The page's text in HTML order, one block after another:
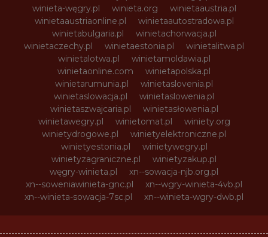
winieta-węgry.pl
winieta.org
winietaaustria.pl
winietaaustriaonline.pl
winietaautostradowa.pl
winietabulgaria.pl
winietachorwacja.pl
winietaczechy.pl
winietaestonia.pl
winietalitwa.pl
winietalotwa.pl
winietamoldawia.pl
winietaonline.com
winietapolska.pl
winietarumunia.pl
winietaslovenia.pl
winietaslowacja.pl
winietaslowenia.pl
winietaszwajcaria.pl
winietasłowenia.pl
winietawegry.pl
winietomat.pl
winiety.org
winietydrogowe.pl
winietyelektroniczne.pl
winietyestonia.pl
winietywegry.pl
winietyzagraniczne.pl
winietyzakup.pl
węgry-winieta.pl
xn--sowacja-njb.org.pl
xn--soweniawinieta-gnc.pl
xn--wgry-winieta-4vb.pl
xn--winieta-sowacja-7sc.pl
xn--winieta-wgry-dwb.pl